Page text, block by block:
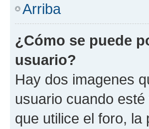
Arriba
¿Cómo se puede
usuario?
Hay dos imagenes
usuario cuando
que utilice el foro,